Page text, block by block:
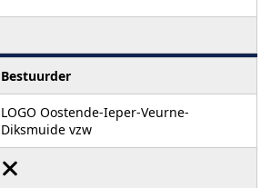
Bestuurder
LOGO Oostende-Ieper-Veurne-
Diksmuide vzw